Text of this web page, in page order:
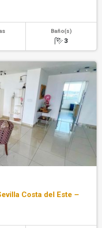
Baño(s)
3
Costa del Este –